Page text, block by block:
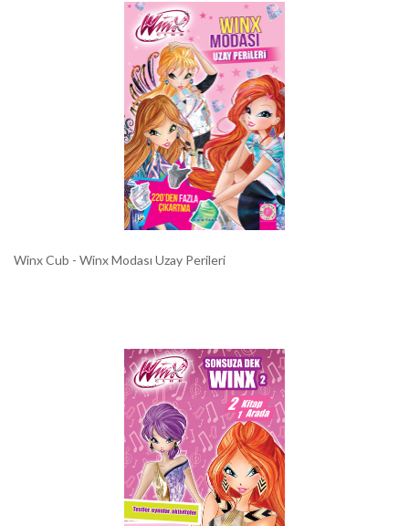
Winx Cub - Winx Modası Uzay Perileri